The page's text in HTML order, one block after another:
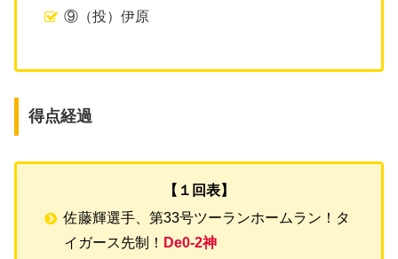
⑨（投）伊原
得点経過
【１回表】
佐藤輝選手、第33号ツーランホームラン！タ
イガース先制！ De0-2神